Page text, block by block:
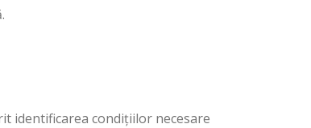
identificarea condițiilor necesare